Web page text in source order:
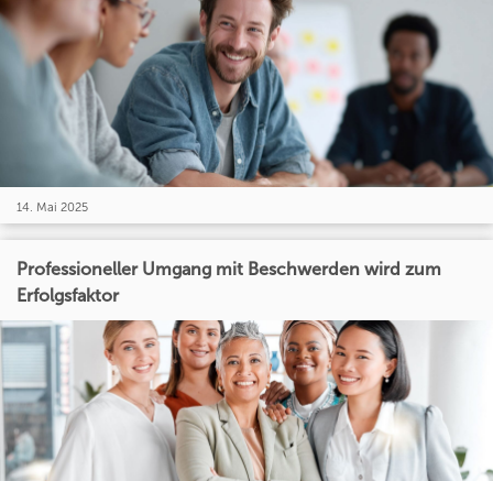
14. Mai 2025
Professioneller Umgang mit Beschwerden wird zum
Erfolgsfaktor